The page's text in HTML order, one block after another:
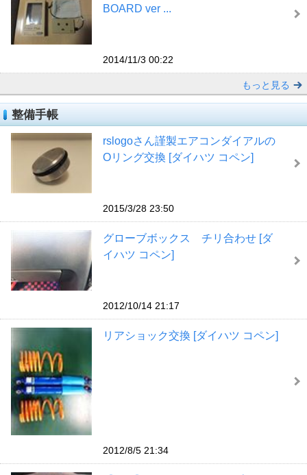
BOARD ver ...
2014/11/3 00:22
もっと見る
整備手帳
rslogoさん謹製エアコンダイアルの
Оリング交換 [ダイハツ コペン]
2015/3/28 23:50
グローブボックス チリ合わせ [ダ
イハツ コペン]
2012/10/14 21:17
リアショック交換 [ダイハツ コペン]
2012/8/5 21:34